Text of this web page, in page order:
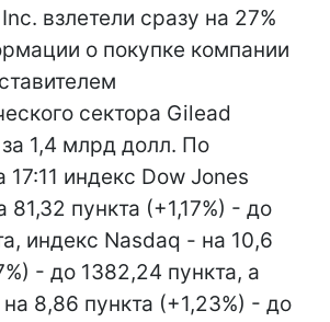
взлетели сразу на 27%
о покупке компании
сектора Gilead
1,4 млрд долл. По
17:11 индекс Dow Jones
81,32 пункта (+1,17%) - до
индекс Nasdaq - на 10,6
- до 1382,24 пункта, а
8,86 пункта (+1,23%) - до